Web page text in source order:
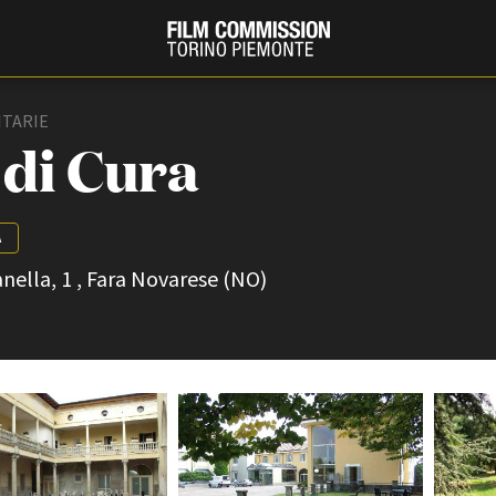
PRODUCTION GUIDE
Strutture di servizio
Professionisti
Attrici-Attori
Beginners
Festival
Cura
1 , Fara Novarese (NO)